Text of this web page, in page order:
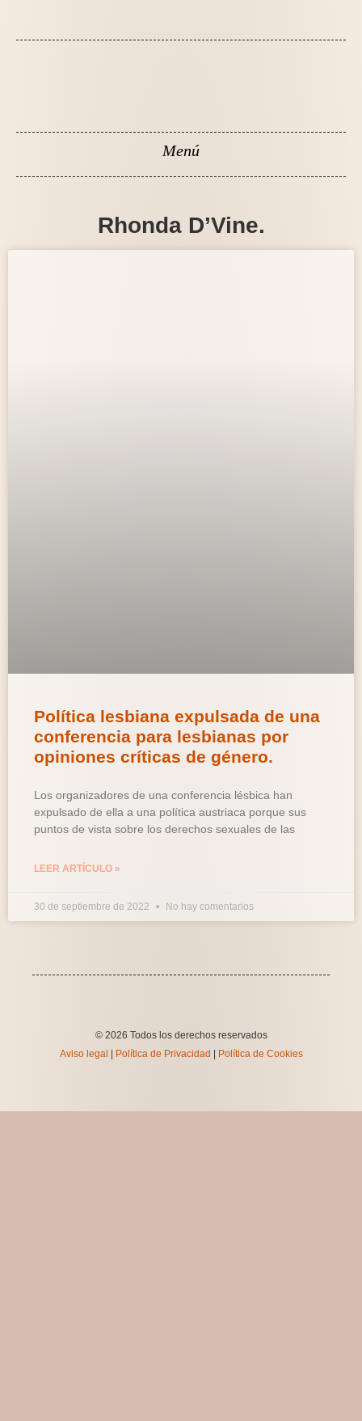
Rhonda D’Vine.
Política lesbiana expulsada de una
conferencia para lesbianas por
opiniones críticas de género.
Los organizadores de una conferencia lésbica han
expulsado de ella a una política austriaca porque sus
puntos de vista sobre los derechos sexuales de las
LEER ARTÍCULO »
30 de septiembre de 2022 No hay comentarios
© 2026 Todos los derechos reservados
Aviso legal | Política de Privacidad | Política de Cookies